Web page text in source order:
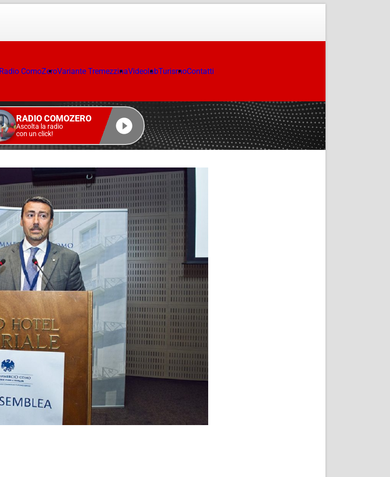
Radio ComoZeroVariante TremezzinaVideolabTurismoContatti
RADIO COMOZERO
Ascolta la radio
con un click!